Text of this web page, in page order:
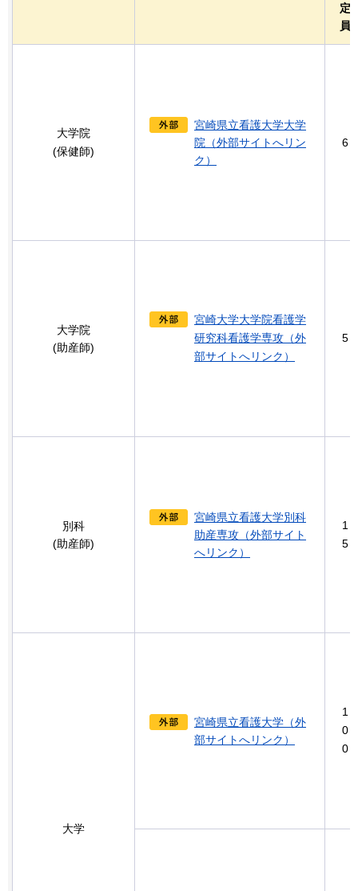
定
員
大学院
(保健師)
宮崎県立看護大学大学
院（外部サイトへリン
ク）
6
大学院
(助産師)
宮崎大学大学院看護学
研究科看護学専攻（外
部サイトへリンク）
5
別科
(助産師)
宮崎県立看護大学別科
助産専攻（外部サイト
へリンク）
1
5
大学
宮崎県立看護大学（外
部サイトへリンク）
1
0
0